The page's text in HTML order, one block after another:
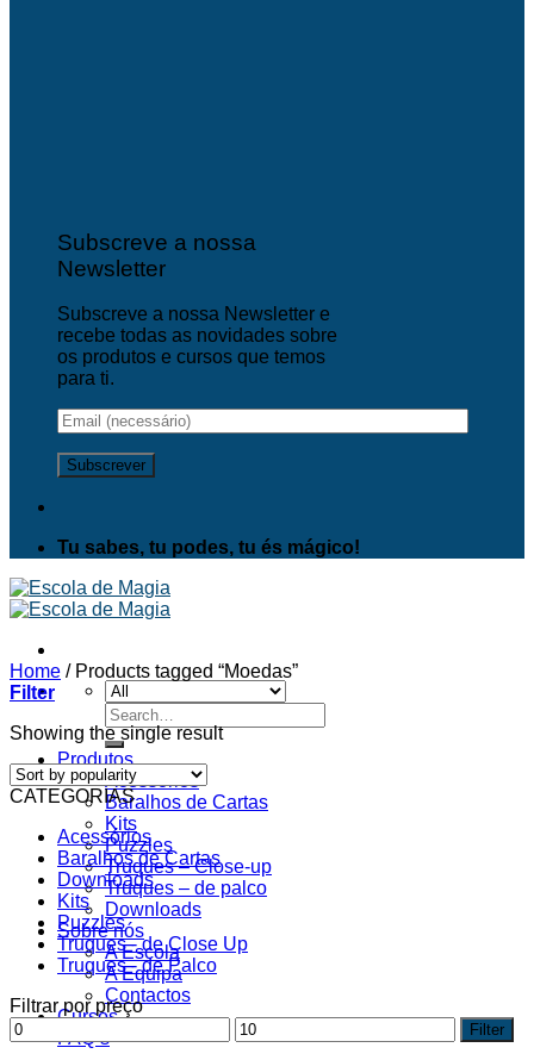
Subscreve a nossa
Newsletter
Subscreve a nossa Newsletter e
recebe todas as novidades sobre
os produtos e cursos que temos
para ti.
Tu sabes, tu podes, tu és mágico!
Search
for:
Produtos
Acessórios
Baralhos de Cartas
Kits
Puzzles
Truques – Close-up
Truques – de palco
Downloads
Sobre nós
A Escola
A Equipa
Contactos
Cursos
FAQ’s
Home /Products tagged “Moedas”
Filter
Showing the single result
CATEGORIAS
Acessórios
Baralhos de Cartas
Downloads
Kits
Puzzles
Truques - de Close Up
Truques - de Palco
Filtrar por preço
Min
price
Max
price
Filter